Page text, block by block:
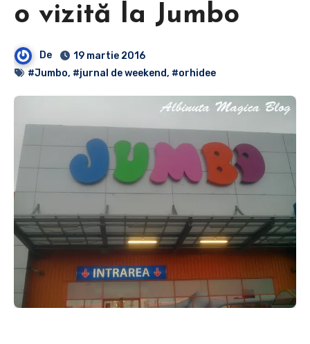
o vizită la Jumbo
De
19 martie 2016
#Jumbo, #jurnal de weekend, #orhidee